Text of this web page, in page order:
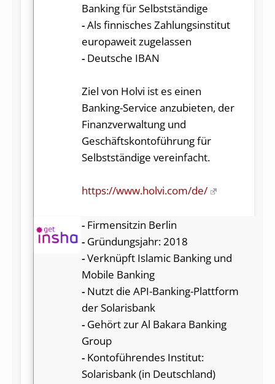
Banking für Selbstständige
-Als finnisches Zahlungsinstitut
europaweit zugelassen
-Deutsche IBAN
Ziel von Holvi ist es einen
Banking-Service anzubieten, der
Finanzverwaltung und
Geschäftskontoführung für
Selbstständige vereinfacht.
https://www.holvi.com/de/
-Firmensitzin Berlin
-Gründungsjahr: 2018
-Verknüpft Islamic Banking und
Mobile Banking
-Nutzt die API-Banking-Plattform
der Solarisbank
-Gehört zur Al Bakara Banking
Group
-Kontoführendes Institut:
Solarisbank (in Deutschland)